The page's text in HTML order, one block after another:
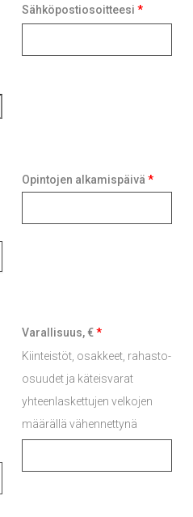
Sähköpostiosoitteesi *
Opintojen alkamispäivä *
Varallisuus, €*
Kiinteistöt, osakkeet, rahasto-
osuudet ja käteisvarat
yhteenlaskettujen velkojen
määrällä vähennettynä